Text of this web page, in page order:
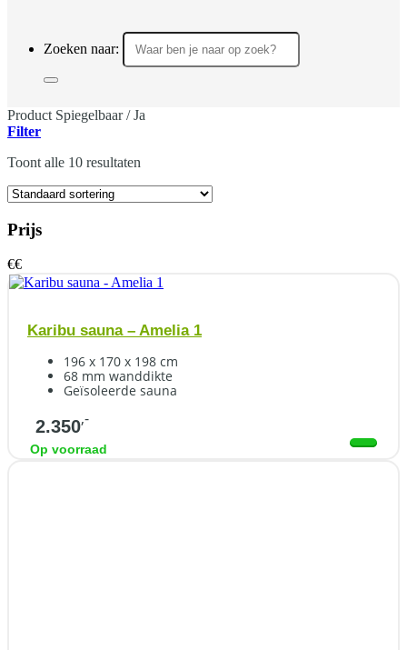
Zoeken naar:
Product Spiegelbaar/Ja
Filter
Toont alle 10 resultaten
Prijs
€€
Karibu sauna – Amelia 1
196 x 170 x 198 cm
68 mm wanddikte
Geïsoleerde sauna
2.350,-
Op voorraad